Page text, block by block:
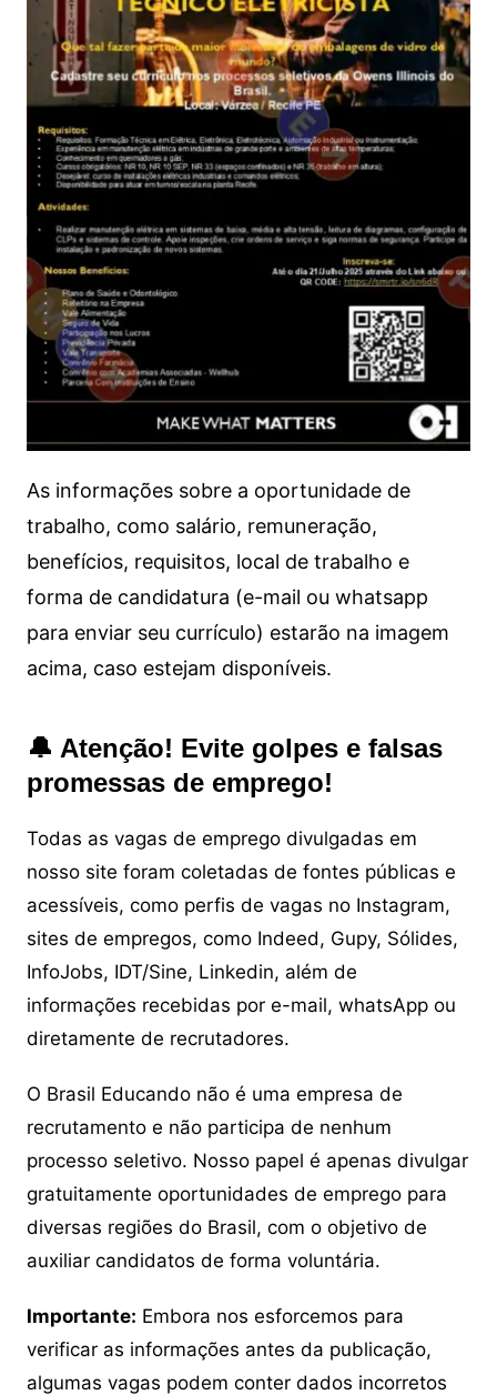
As informações sobre a oportunidade de
trabalho, como salário, remuneração,
benefícios, requisitos, local de trabalho e
forma de candidatura (e-mail ou whatsapp
para enviar seu currículo) estarão na imagem
acima, caso estejam disponíveis.
🔔 Atenção! Evite golpes e falsas
promessas de emprego!
Todas as vagas de emprego divulgadas em
nosso site foram coletadas de fontes públicas e
acessíveis, como perfis de vagas no Instagram,
sites de empregos, como Indeed, Gupy, Sólides,
InfoJobs, IDT/Sine, Linkedin, além de
informações recebidas por e-mail, whatsApp ou
diretamente de recrutadores.
O Brasil Educando não é uma empresa de
recrutamento e não participa de nenhum
processo seletivo. Nosso papel é apenas divulgar
gratuitamente oportunidades de emprego para
diversas regiões do Brasil, com o objetivo de
auxiliar candidatos de forma voluntária.
Importante: Embora nos esforcemos para
verificar as informações antes da publicação,
algumas vagas podem conter dados incorretos